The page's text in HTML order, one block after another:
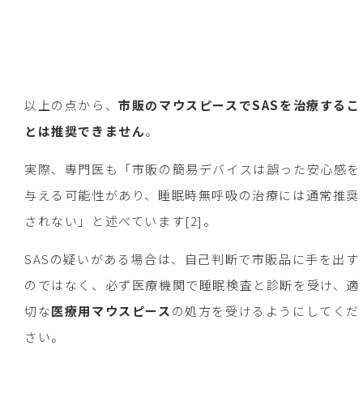
以上の点から、市販のマウスピースでSASを治療するこ
とは推奨できません。
実際、専門医も「市販の簡易デバイスは誤った安心感を
与える可能性があり、睡眠時無呼吸の治療には通常推奨
されない」と述べています[2]。
SASの疑いがある場合は、自己判断で市販品に手を出す
のではなく、必ず医療機関で睡眠検査と診断を受け、適
切な医療用マウスピースの処方を受けるようにしてくだ
さい。